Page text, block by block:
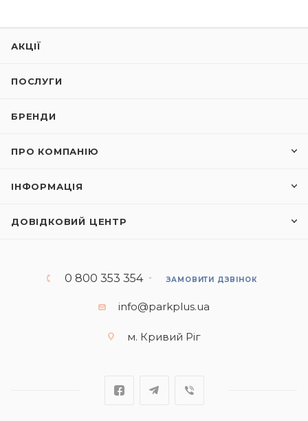
АКЦІЇ
ПОСЛУГИ
БРЕНДИ
ПРО КОМПАНІЮ
ІНФОРМАЦІЯ
ДОВІДКОВИЙ ЦЕНТР
0 800 353 354 ЗАМОВИТИ ДЗВІНОК
info@parkplus.ua
м. Кривий Ріг